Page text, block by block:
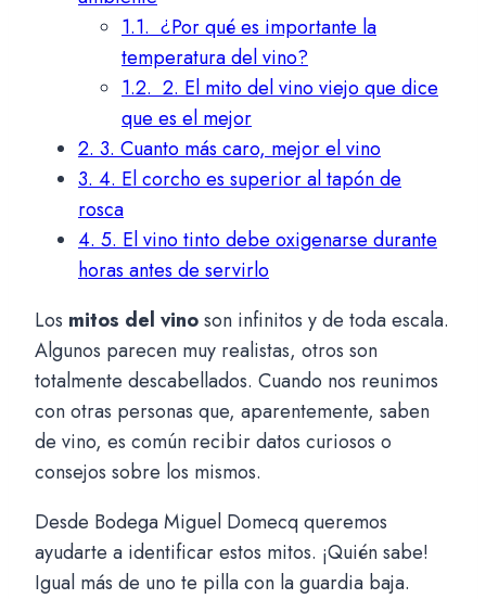
1.1.¿Por qué es importante la
temperatura del vino?
1.2.2. El mito del vino viejo que dice
que es el mejor
2.3. Cuanto más caro, mejor el vino
3.4. El corcho es superior al tapón de
rosca
4.5. El vino tinto debe oxigenarse durante
horas antes de servirlo
Los mitos del vinoson infinitos y de toda escala.
Algunos parecen muy realistas, otros son
totalmente descabellados. Cuando nos reunimos
con otras personas que, aparentemente, saben
de vino, es común recibir datos curiosos o
consejos sobre los mismos.
Desde Bodega Miguel Domecq queremos
ayudarte a identificar estos mitos. ¡Quién sabe!
Igual más de uno te pilla con la guardia baja.